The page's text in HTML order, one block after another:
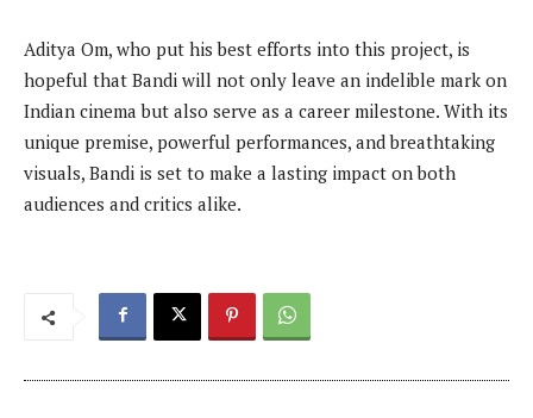
Aditya Om, who put his best efforts into this project, is
hopeful that Bandi will not only leave an indelible mark on
Indian cinema but also serve as a career milestone. With its
unique premise, powerful performances, and breathtaking
visuals, Bandi is set to make a lasting impact on both
audiences and critics alike.